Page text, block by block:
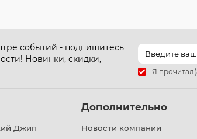
событий - подпишитесь
Новинки, скидки,
Я
Джип
Дополнительно
Новости компании